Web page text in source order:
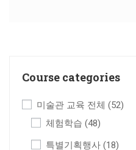
Course categories
미술관 교육 전체 (52)
체험학습 (48)
특별기획행사 (18)